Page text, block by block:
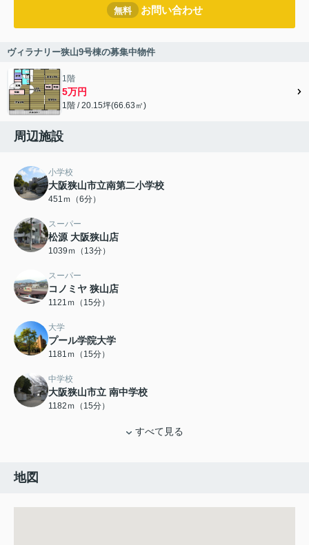
無料 お問い合わせ
ヴィラナリー狭山9号棟の募集中物件
1階
5万円
1階 / 20.15坪(66.63㎡)
周辺施設
小学校
大阪狭山市立南第二小学校
451ｍ（6分）
スーパー
松源 大阪狭山店
1039ｍ（13分）
スーパー
コノミヤ 狭山店
1121ｍ（15分）
大学
プール学院大学
1181ｍ（15分）
中学校
大阪狭山市立 南中学校
1182ｍ（15分）
すべて見る
地図